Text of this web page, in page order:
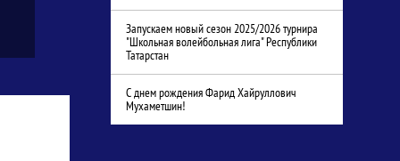
Запускаем новый сезон 2025/2026 турнира
"Школьная волейбольная лига" Республики
Татарстан
С днем рождения Фарид Хайруллович
Мухаметшин!